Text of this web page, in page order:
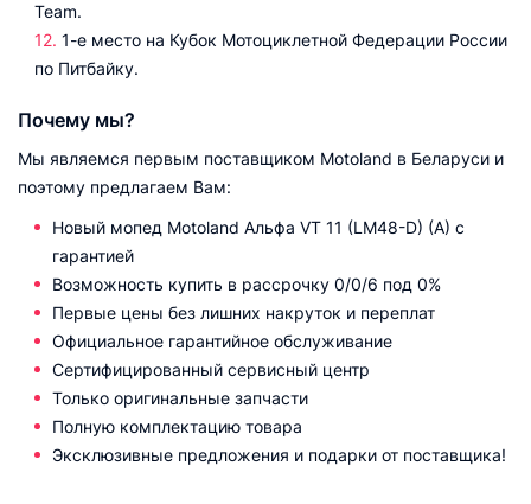
Team.
1-е место на Кубок Мотоциклетной Федерации России
по Питбайку.
Почему мы?
Мы являемся первым поставщиком Motoland в Беларуси и
поэтому предлагаем Вам:
Новый мопед Motoland Альфа VT 11 (LM48-D) (A) с
гарантией
Возможность купить в рассрочку 0/0/6 под 0%
Первые цены без лишних накруток и переплат
Официальное гарантийное обслуживание
Сертифицированный сервисный центр
Только оригинальные запчасти
Полную комплектацию товара
Эксклюзивные предложения и подарки от поставщика!